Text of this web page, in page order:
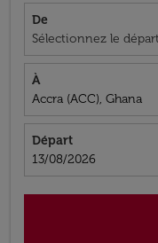
De
Sélectionnez le départ
À
Accra (ACC), Ghana
Départ
fc-booking-
13/08/2026